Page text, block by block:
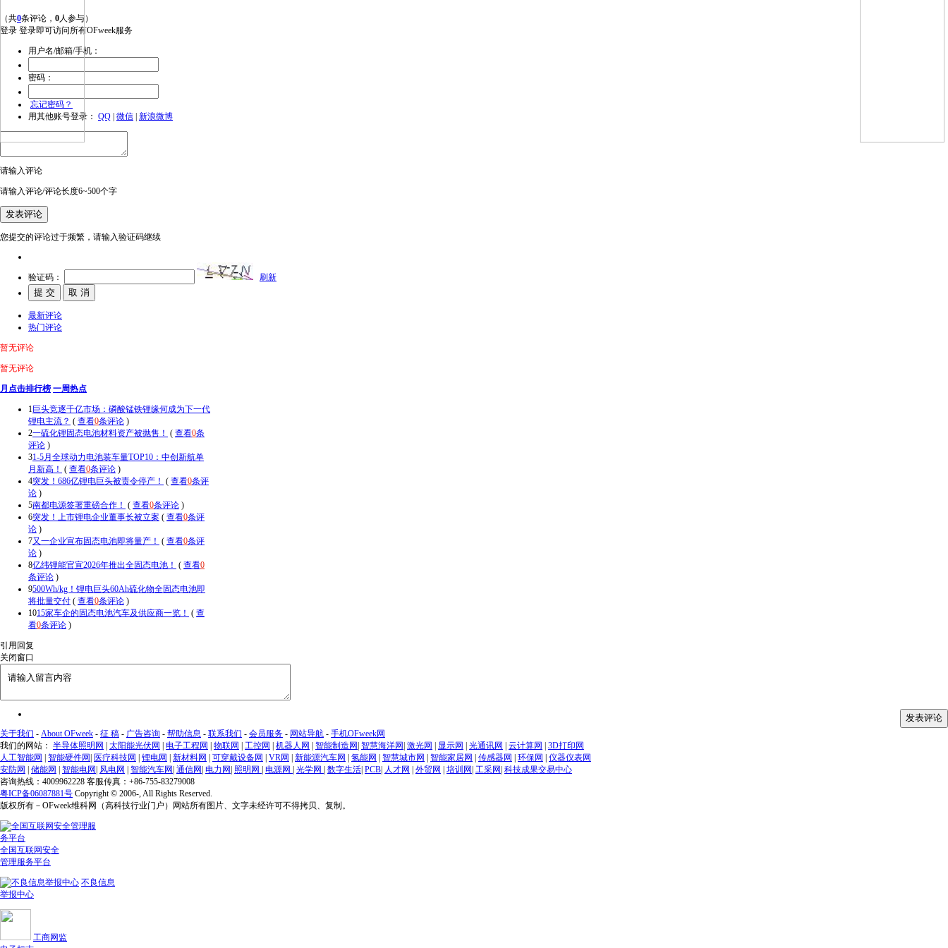
（共0条评论， 0人参与）
登录 登录即可访问所有OFweek服务
用户名/邮箱/手机：
密码：
忘记密码？
用其他账号登录： QQ 微信 新浪微博
请输入评论
请输入评论/评论长度6~500个字
您提交的评论过于频繁，请输入验证码继续
验证码： 刷新
最新评论
热门评论
暂无评论
暂无评论
月点击排行榜 一周热点
1巨头竞逐千亿市场：磷酸锰铁锂缘何成为下一代
锂电主流？ ( 查看0条评论 )
2一硫化锂固态电池材料资产被抛售！ ( 查看0条
评论 )
31-5月全球动力电池装车量TOP10：中创新航单
月新高！ ( 查看0条评论 )
4突发！686亿锂电巨头被责令停产！ ( 查看0条评
论 )
5南都电源签署重磅合作！ ( 查看0条评论 )
6突发！上市锂电企业董事长被立案 ( 查看0条评
论 )
7又一企业宣布固态电池即将量产！ ( 查看0条评
论 )
8亿纬锂能官宣2026年推出全固态电池！ ( 查看0
条评论 )
9500Wh/kg！锂电巨头60Ah硫化物全固态电池即
将批量交付 ( 查看0条评论 )
1015家车企的固态电池汽车及供应商一览！ ( 查
看0条评论 )
引用回复
关闭窗口
关于我们 - About OFweek - 征 稿 - 广告咨询 - 帮助信息 - 联系我们 - 会员服务 - 网站导航 - 手机OFweek网
我们的网站： 半导体照明网 太阳能光伏网 电子工程网 物联网 工控网 机器人网 智能制造网 智慧海洋网 激光网 显示网 光通讯网 云计算网
3D打印网
人工智能网
智能硬件网 医疗科技网 锂电网 新材料网 可穿戴设备网 VR网 新能源汽车网 氢能网 智慧城市网 智能家居网 传感器网 环保网
仪器仪表网
安防网
储能网 智能电网 风电网 智能汽车网 通信网 电力网 照明网 电源网 光学网 数字生活 PCB 人才网 外贸网 培训网 工采网 科技成果交易中心
咨询热线：4009962228 客服传真：+86-755-83279008
粤ICP备06087881号 Copyright © 2006-, All Rights Reserved.
版权所有－OFweek维科网（高科技行业门户）网站所有图片、文字未经许可不得拷贝、复制。
全国互联网安全
管理服务平台
不良信息
举报中心
工商网监